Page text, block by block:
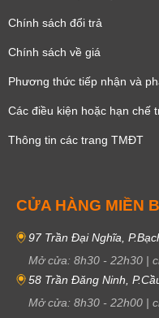
Chính sách đổi trả
Chính sách về giá
Phương thức tiếp nhận và
Các điều kiện hoặc hạn chế
Thông tin các trang TMĐT
CỬA HÀNG MIỀN
97 Trần Đại Nghĩa,
Mở cửa: 8h30 - 22h30 |
58 Trần Đăng Ninh,
Mở cửa: 8h30 - 22h00 |